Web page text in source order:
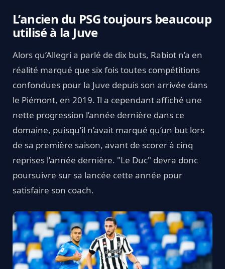
L’ancien du PSG toujours beaucoup
utilisé à la Juve
Alors qu’Allegri a parlé de dix buts, Rabiot n’a en
réalité marqué que six fois toutes compétitions
confondues pour la Juve depuis son arrivée dans
le Piémont, en 2019. Il a cependant affiché une
nette progression l’année dernière dans ce
domaine, puisqu’il n’avait marqué qu’un but lors
de sa première saison, avant de scorer à cinq
reprises l’année dernière. "Le Duc" devra donc
poursuivre sur sa lancée cette année pour
satisfaire son coach.